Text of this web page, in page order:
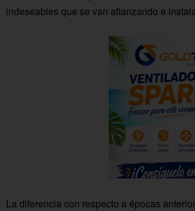
indeseables que se van afianzando e
La diferencia con respecto a épocas